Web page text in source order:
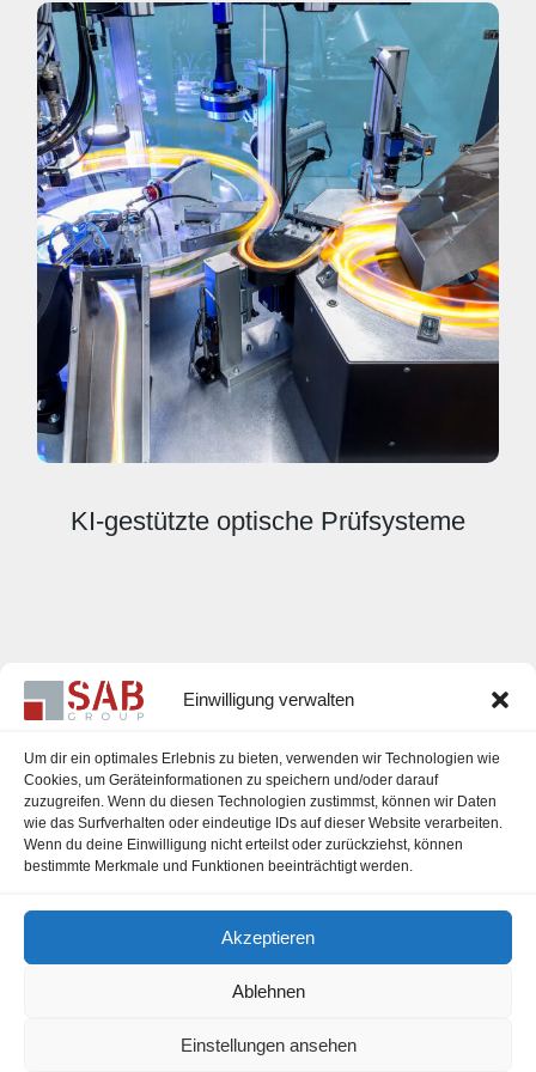
Einwilligung verwalten
Um dir ein optimales Erlebnis zu bieten, verwenden wir Technologien wie
Cookies, um Geräteinformationen zu speichern und/oder darauf
zuzugreifen. Wenn du diesen Technologien zustimmst, können wir Daten
wie das Surfverhalten oder eindeutige IDs auf dieser Website verarbeiten.
Wenn du deine Einwilligung nicht erteilst oder zurückziehst, können
bestimmte Merkmale und Funktionen beeinträchtigt werden.
Akzeptieren
Ablehnen
Einstellungen ansehen
KI-gestützte optische Prüfsysteme
Karriere
Impressum
Datenschutzerklärung
Cookie-Richtlinie (EU)
office@sab-group.com